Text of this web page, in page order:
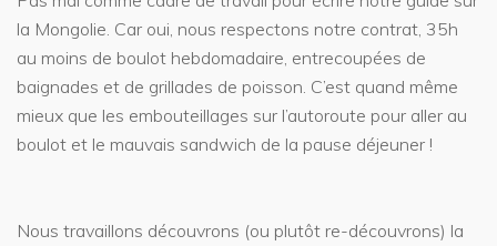
la Mongolie. Car oui, nous respectons notre contrat, 35h
au moins de boulot hebdomadaire, entrecoupées de
baignades et de grillades de poisson. C’est quand même
mieux que les embouteillages sur l’autoroute pour aller au
boulot et le mauvais sandwich de la pause déjeuner !
Nous travaillons découvrons (ou plutôt re-découvrons) la